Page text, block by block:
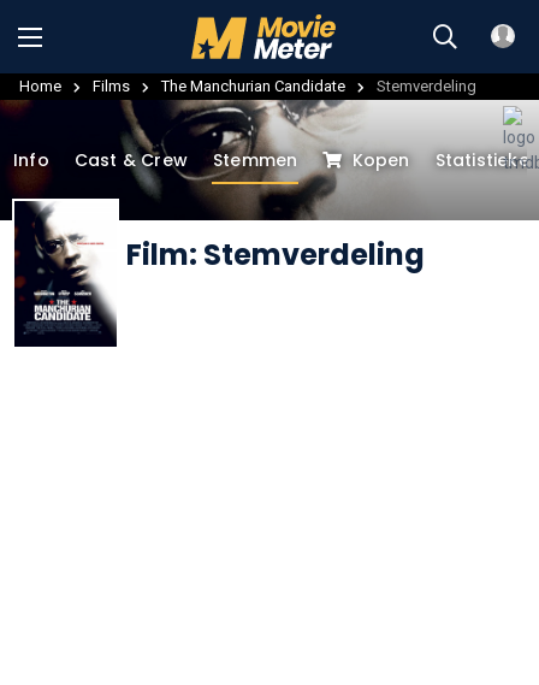
Home Films The Manchurian Candidate Stemverdeling
Film: Stemverdeling
Info Cast & Crew Stemmen Kopen